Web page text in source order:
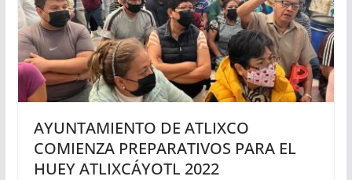
AYUNTAMIENTO DE ATLIXCO
COMIENZA PREPARATIVOS PARA EL
HUEY ATLIXCÁYOTL 2022